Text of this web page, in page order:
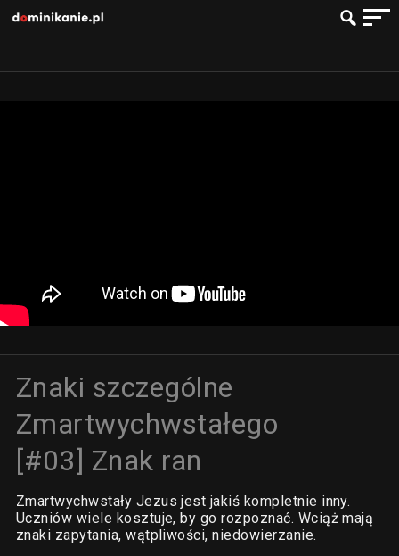
Znaki szczególne
Zmartwychwstałego
[#03] Znak ran
Zmartwychwstały Jezus jest jakiś kompletnie inny.
Uczniów wiele kosztuje, by go rozpoznać. Wciąż mają
znaki zapytania, wątpliwości, niedowierzanie.